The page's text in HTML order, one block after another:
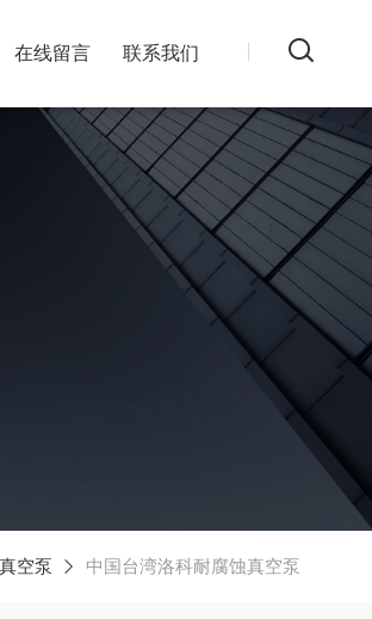
在线留言 联系我们
空泵 中国台湾洛科耐腐蚀真空泵